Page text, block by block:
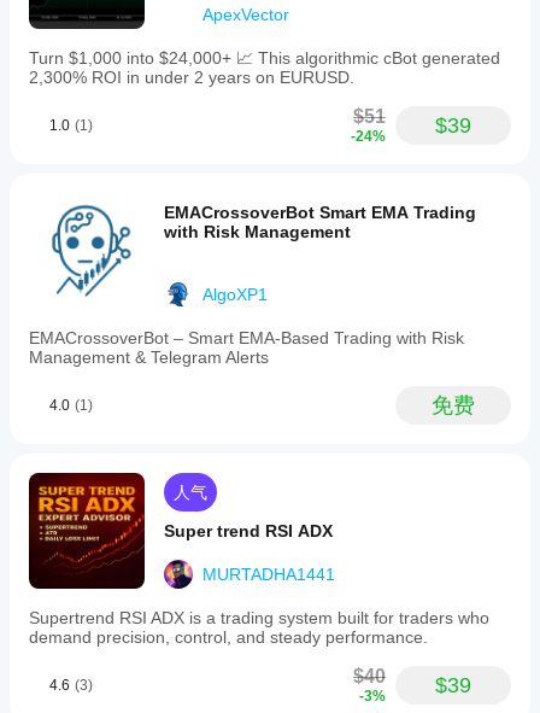
ApexVector
Turn $1,000 into $24,000+ 📈 This algorithmic cBot generated
2,300% ROI in under 2 years on EURUSD.
1.0 (1) $51
-24% $39
EMACrossoverBot Smart EMA Trading
with Risk Management
AlgoXP1
EMACrossoverBot – Smart EMA-Based Trading with Risk
Management & Telegram Alerts
4.0 (1) 免费
人气
Super trend RSI ADX
MURTADHA1441
Supertrend RSI ADX is a trading system built for traders who
demand precision, control, and steady performance.
4.6 (3) $40
-3% $39